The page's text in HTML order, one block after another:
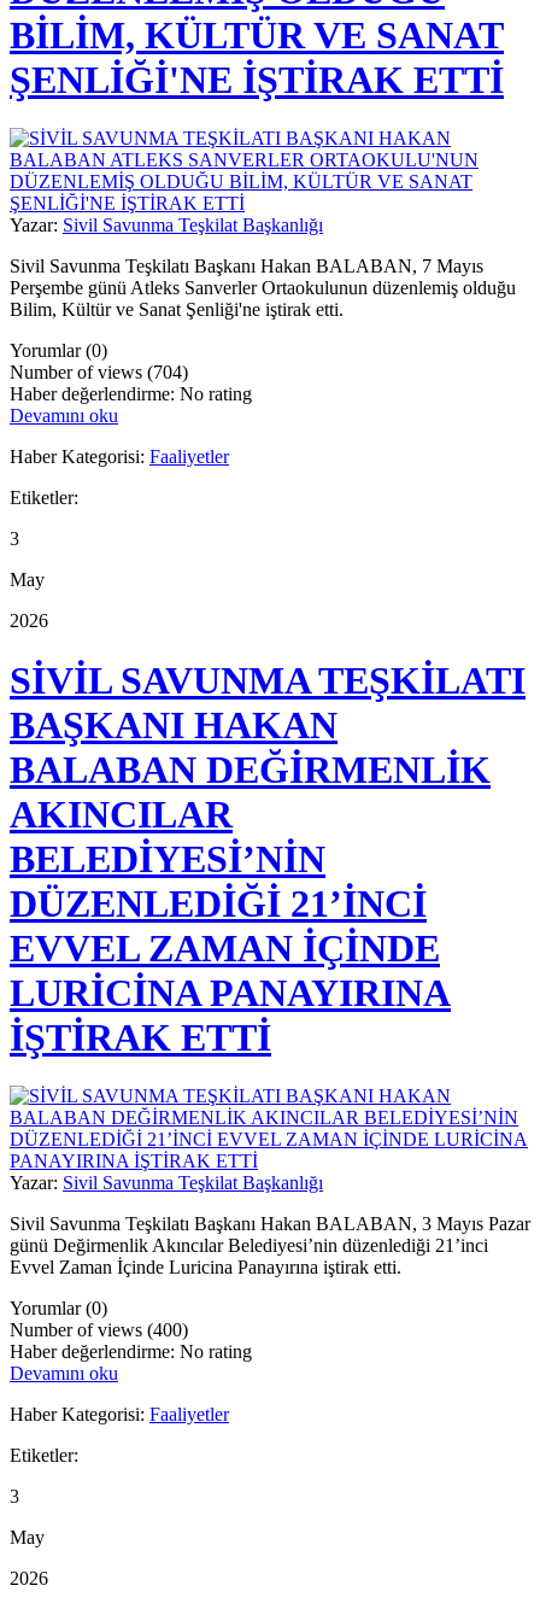
BİLİM, KÜLTÜR VE SANAT
ŞENLİĞİ'NE İŞTİRAK ETTİ
Yazar: Sivil Savunma Teşkilat Başkanlığı
Sivil Savunma Teşkilatı Başkanı Hakan BALABAN, 7 Mayıs
Perşembe günü Atleks Sanverler Ortaokulunun düzenlemiş olduğu
Bilim, Kültür ve Sanat Şenliği'ne iştirak etti.
Yorumlar (0)
Number of views (704)
Haber değerlendirme: No rating
Devamını oku
Haber Kategorisi: Faaliyetler
Etiketler:
3
May
2026
SİVİL SAVUNMA TEŞKİLATI
BAŞKANI HAKAN
BALABAN DEĞİRMENLİK
AKINCILAR
BELEDİYESİ’NİN
DÜZENLEDİĞİ 21’İNCİ
EVVEL ZAMAN İÇİNDE
LURİCİNA PANAYIRINA
İŞTİRAK ETTİ
Yazar: Sivil Savunma Teşkilat Başkanlığı
Sivil Savunma Teşkilatı Başkanı Hakan BALABAN, 3 Mayıs Pazar
günü Değirmenlik Akıncılar Belediyesi’nin düzenlediği 21’inci
Evvel Zaman İçinde Luricina Panayırına iştirak etti.
Yorumlar (0)
Number of views (400)
Haber değerlendirme: No rating
Devamını oku
Haber Kategorisi: Faaliyetler
Etiketler:
3
May
2026